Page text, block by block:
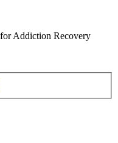
Addiction Recovery